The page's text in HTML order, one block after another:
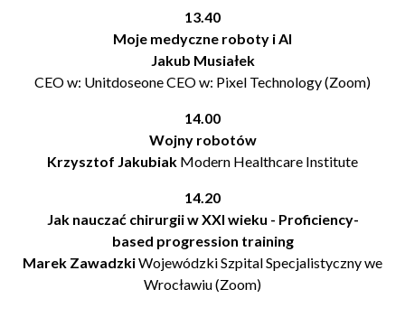
13.40
Moje medyczne roboty i AI
Jakub Musiałek
CEO w: Unitdoseone CEO w: Pixel Technology (Zoom)
14.00
Wojny robotów
Krzysztof Jakubiak Modern Healthcare Institute
14.20
Jak nauczać chirurgii w XXI wieku - Proficiency-
based progression training
Marek ZawadzkiWojewódzki Szpital Specjalistyczny we
Wrocławiu (Zoom)